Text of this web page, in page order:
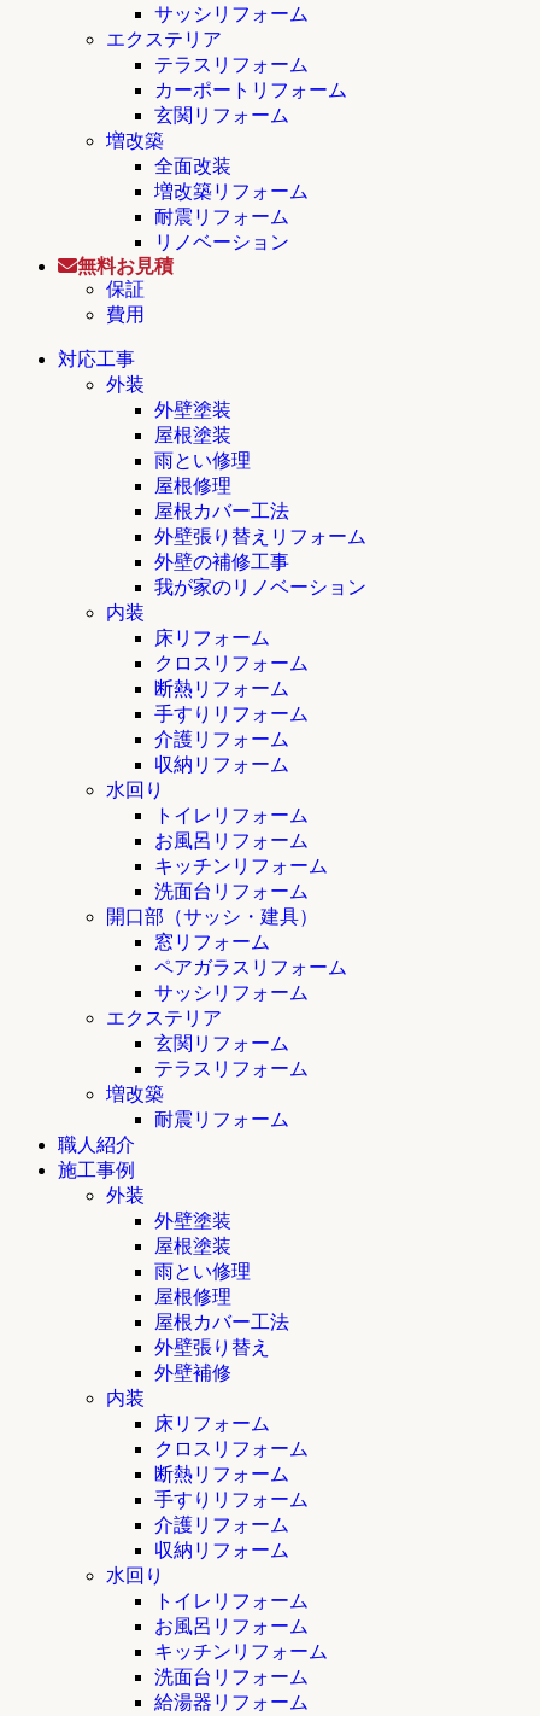
サッシリフォーム
エクステリア
テラスリフォーム
カーポートリフォーム
玄関リフォーム
増改築
全面改装
増改築リフォーム
耐震リフォーム
リノベーション
無料お見積
保証
費用
対応工事
外装
外壁塗装
屋根塗装
雨とい修理
屋根修理
屋根カバー工法
外壁張り替えリフォーム
外壁の補修工事
我が家のリノベーション
内装
床リフォーム
クロスリフォーム
断熱リフォーム
手すりリフォーム
介護リフォーム
収納リフォーム
水回り
トイレリフォーム
お風呂リフォーム
キッチンリフォーム
洗面台リフォーム
開口部（サッシ・建具）
窓リフォーム
ペアガラスリフォーム
サッシリフォーム
エクステリア
玄関リフォーム
テラスリフォーム
増改築
耐震リフォーム
職人紹介
施工事例
外装
外壁塗装
屋根塗装
雨とい修理
屋根修理
屋根カバー工法
外壁張り替え
外壁補修
内装
床リフォーム
クロスリフォーム
断熱リフォーム
手すりリフォーム
介護リフォーム
収納リフォーム
水回り
トイレリフォーム
お風呂リフォーム
キッチンリフォーム
洗面台リフォーム
給湯器リフォーム